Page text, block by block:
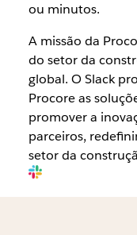
ou minutos.
A missão da
do setor da
global. O Slack
Procore as
promover a
parceiros,
setor da